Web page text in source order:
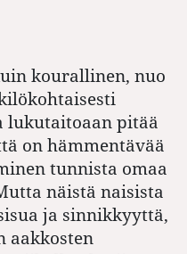
kourallinen, nuo
lukutaitoaan pitää
on hämmentävää
tunnista omaa
näistä naisista
ja sinnikkyyttä,
aakkosten